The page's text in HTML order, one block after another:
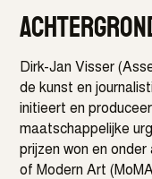
Dirk-Jan Visser
de kunst en
initieert en
maatschappelijke
prijzen won en
of Modern Art